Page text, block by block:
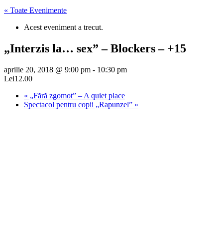
« Toate Evenimente
Acest eveniment a trecut.
„Interzis la… sex” – Blockers – +15
aprilie 20, 2018 @ 9:00 pm - 10:30 pm
Lei12.00
« „Fără zgomot” – A quiet place
Spectacol pentru copii „Rapunzel” »